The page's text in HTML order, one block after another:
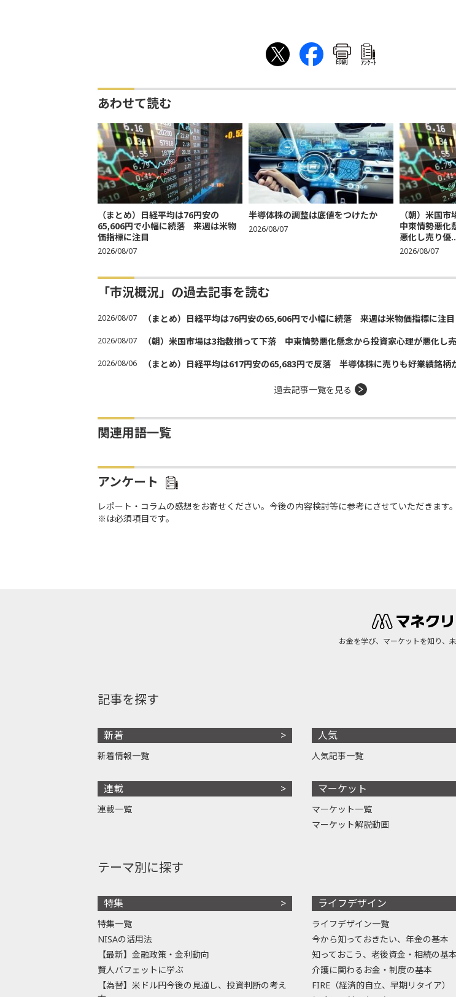
印刷 ｱﾝｹｰﾄ
あわせて読む
（まとめ）日経平均は76円安の
65,606円で小幅に続落 来週は米物
価指標に注目
2026/08/07
半導体株の調整は底値をつけたか
2026/08/07
（朝）米国
中東情勢悪化
悪化し売り優
2026/08/07
「市況概況」の過去記事を読む
2026/08/07 （まとめ）日経平均は76円安の65,606円で小幅に続落 来週は米物価指標に注目
2026/08/07 （朝）米国市場は3指数揃って下落 中東情勢悪化懸念から投資家心理が悪化し
2026/08/06 （まとめ）日経平均は617円安の65,683円で反落 半導体株に売りも好業績銘柄
過去記事一覧を見る
関連用語一覧
アンケート
レポート・コラムの感想をお寄せください。今後の内容検討等に参考にさせていただきます。
※は必須項目です。
お金を学び、マーケットを知り、
記事を探す
新着
新着情報一覧
連載
連載一覧
人気
人気記事一覧
マーケット
マーケット一覧
マーケット解説動画
テーマ別に探す
特集
特集一覧
NISAの活用法
【最新】金融政策・金利動向
賢人バフェットに学ぶ
【為替】米ドル円今後の見通し、投資判断の考え
ライフデザイン
ライフデザイン一覧
今から知っておきたい、年金の基本
知っておこう、老後資金・相続の基
介護に関わるお金・制度の基本
FIRE（経済的自立、早期リタイア）